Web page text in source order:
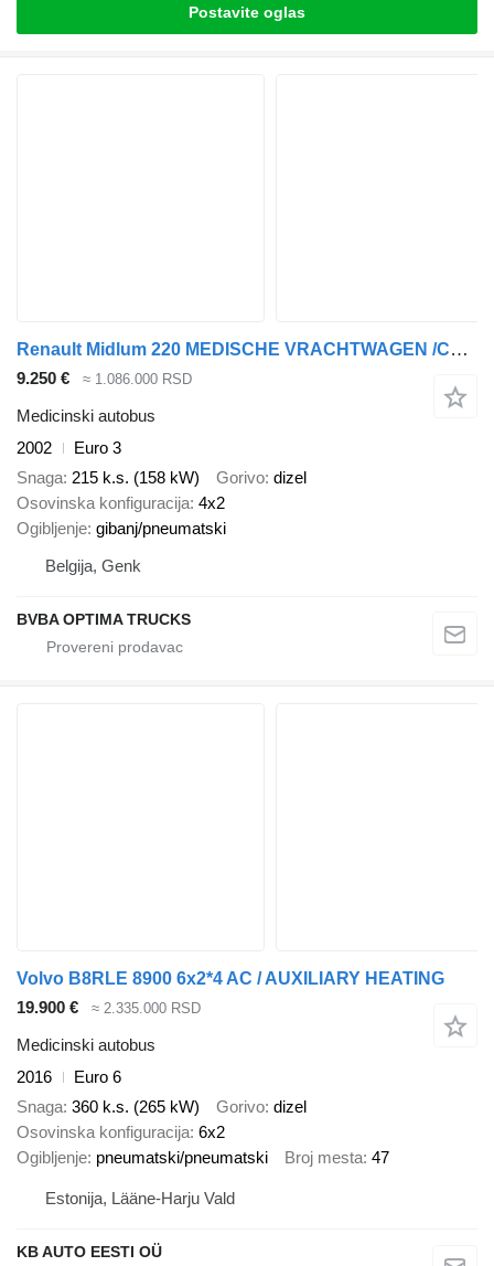
Postavite oglas
Renault Midlum 220 MEDISCHE VRACHTWAGEN /CAMION MEDICALE / MEDICAL TRUCK
9.250 € ≈ 1.086.000 RSD
Medicinski autobus
2002
Euro 3
Snaga 215 k.s. (158 kW) Gorivo dizel
Osovinska konfiguracija 4x2
Ogibljenje gibanj/pneumatski
Belgija, Genk
BVBA OPTIMA TRUCKS
Volvo B8RLE 8900 6x2*4 AC / AUXILIARY HEATING
19.900 €
≈ 2.335.000 RSD
Medicinski autobus
2016
Euro 6
Snaga 360 k.s. (265 kW) Gorivo dizel
Osovinska konfiguracija 6x2
Ogibljenje pneumatski/pneumatski Broj mesta 47
Estonija, Lääne-Harju Vald
KB AUTO EESTI OÜ